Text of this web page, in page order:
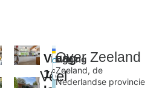
Veel
Vraag
1:
Ligging
+
−
Leaflet
©
OpenStreetMap
contributors
Over Zeeland
Zeeland, de
Nederlandse provincie